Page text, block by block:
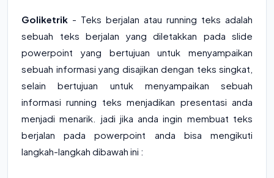
Goliketrik - Teks berjalan atau running teks adalah
sebuah teks berjalan yang diletakkan pada slide
powerpoint yang bertujuan untuk menyampaikan
sebuah informasi yang disajikan dengan teks singkat,
selain bertujuan untuk menyampaikan sebuah
informasi running teks menjadikan presentasi anda
menjadi menarik. jadi jika anda ingin membuat teks
berjalan pada powerpoint anda bisa mengikuti
langkah-langkah dibawah ini :